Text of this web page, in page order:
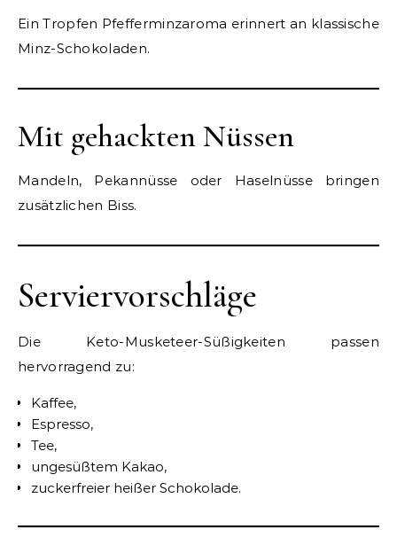
Ein Tropfen Pfefferminzaroma erinnert an klassische
Minz-Schokoladen.
Mit gehackten Nüssen
Mandeln, Pekannüsse oder Haselnüsse bringen
zusätzlichen Biss.
Serviervorschläge
Die Keto-Musketeer-Süßigkeiten passen
hervorragend zu:
Kaffee,
Espresso,
Tee,
ungesüßtem Kakao,
zuckerfreier heißer Schokolade.